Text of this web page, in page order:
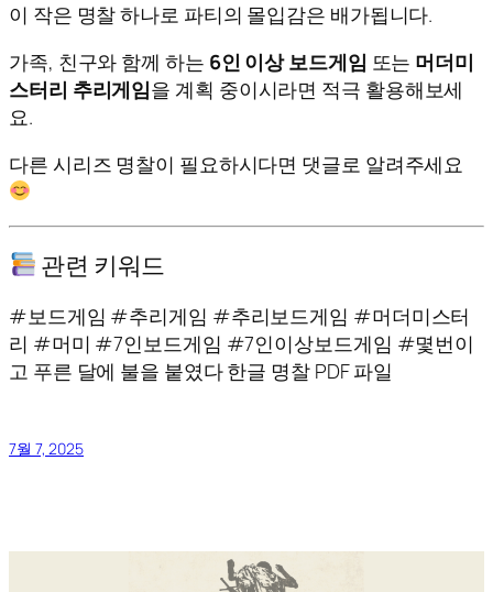
이 작은 명찰 하나로 파티의 몰입감은 배가됩니다.
가족, 친구와 함께 하는 6인 이상 보드게임 또는 머더미
스터리 추리게임을 계획 중이시라면 적극 활용해보세
요.
다른 시리즈 명찰이 필요하시다면 댓글로 알려주세요
관련 키워드
#보드게임 #추리게임 #추리보드게임 #머더미스터
리 #머미 #7인보드게임 #7인이상보드게임 #몇번이
고 푸른 달에 불을 붙였다 한글 명찰 PDF 파일
7월 7, 2025